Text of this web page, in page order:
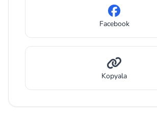
Facebook
Kopyala